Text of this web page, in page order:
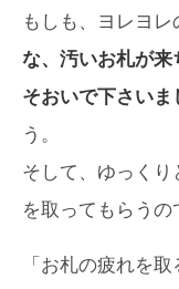
もしも、ヨレヨ
な、汚いお札が来
そおいで下さいま
う。
そして、ゆっく
を取ってもらうの
「お札の疲れを